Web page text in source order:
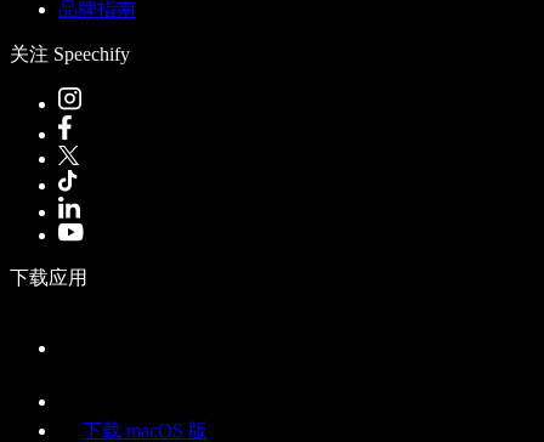
品牌指南
关注 Speechify
下载应用
下载 macOS 版